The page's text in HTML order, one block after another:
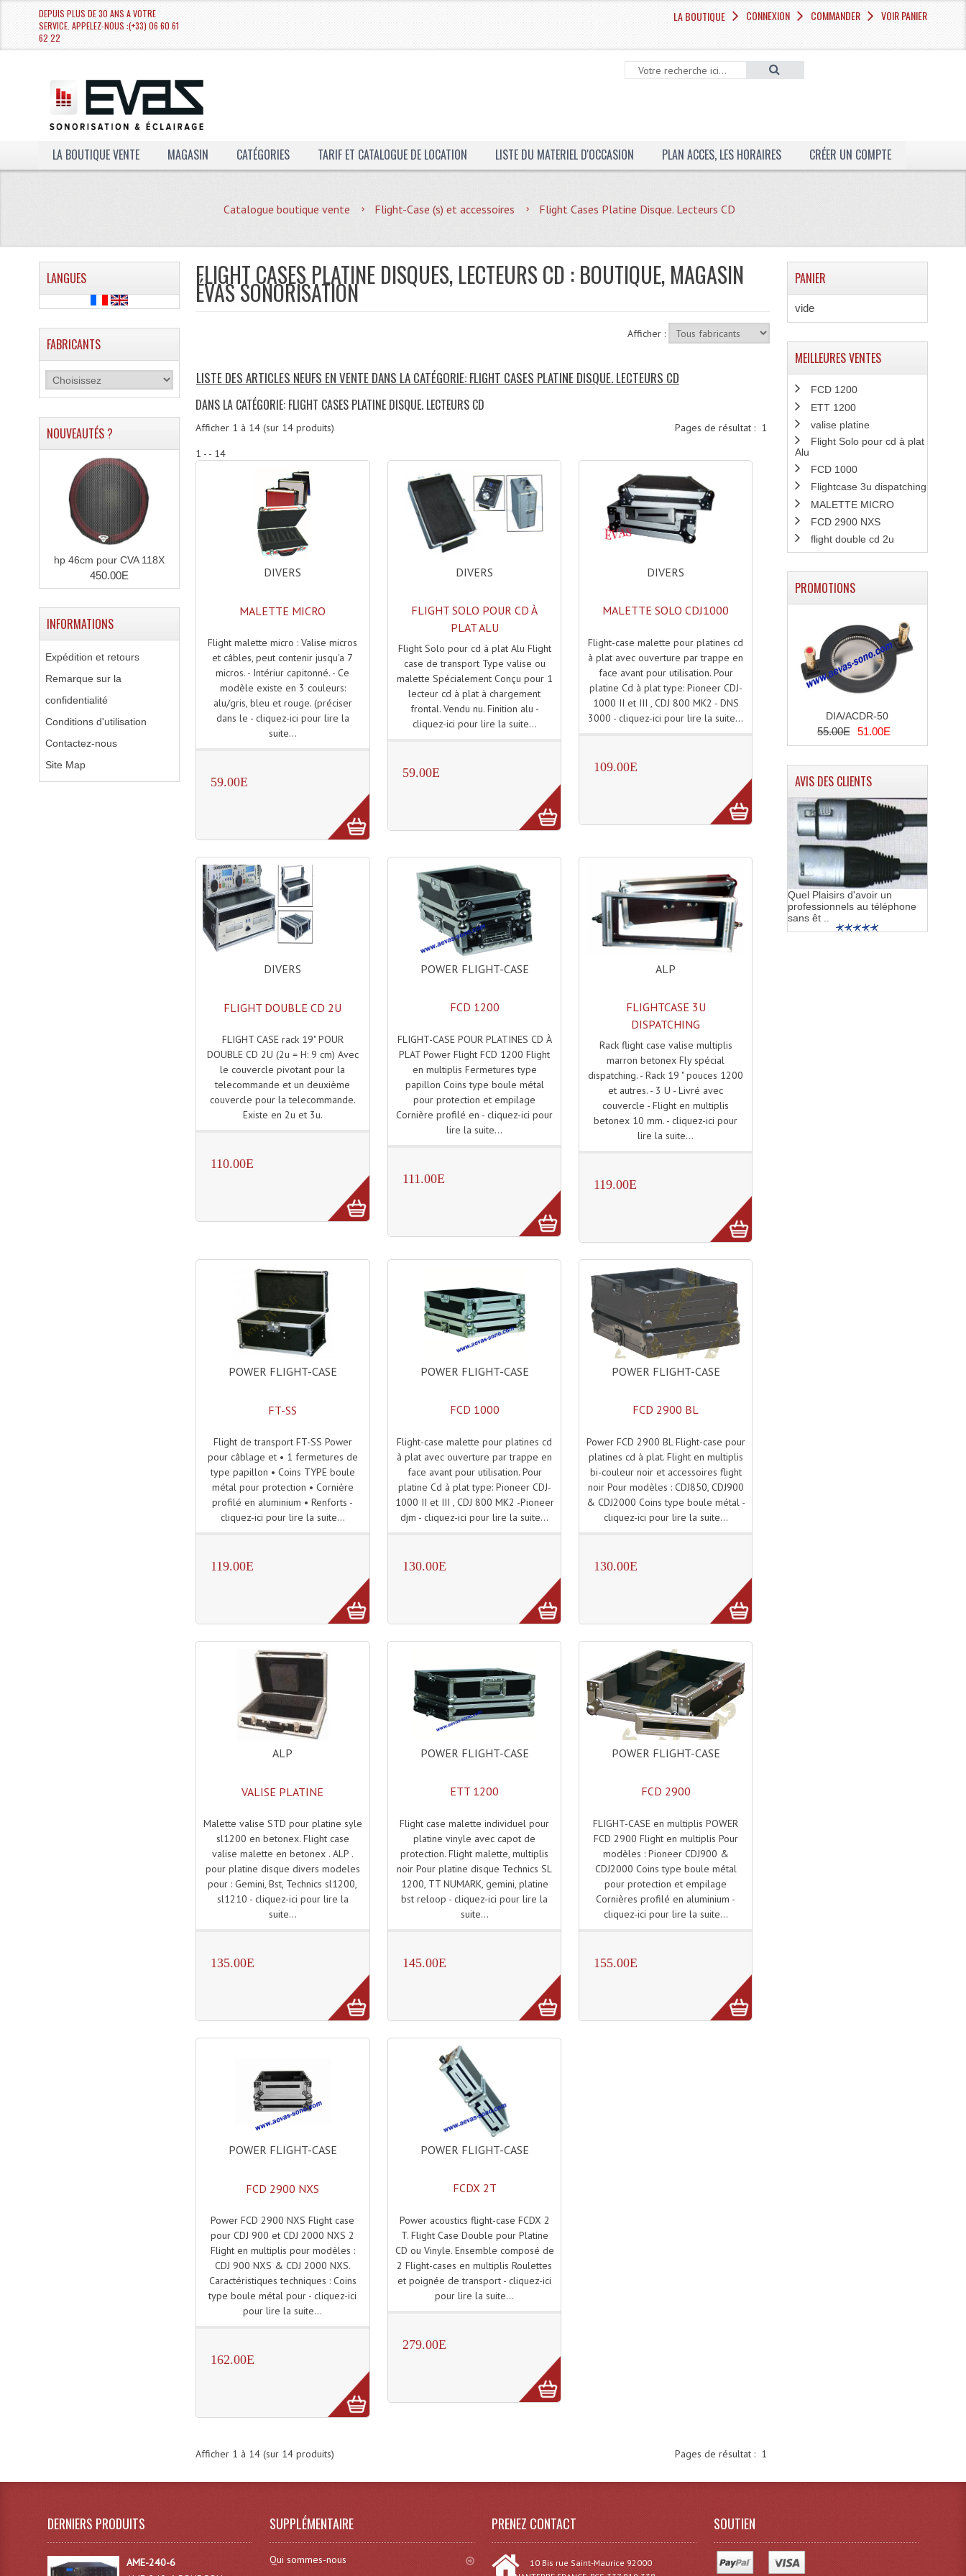
DEPUIS PLUS DE 30 ANS A VOTRE
SERVICE. APPELEZ-NOUS :(+33) 06 60 61
62 22
LA BOUTIQUE CONNEXION COMMANDER VOIR PANIER
LA BOUTIQUE VENTE MAGASIN CATÉGORIES TARIF ET CATALOGUE DE LOCATION LISTE DU MATERIEL D'OCCASION PLAN ACCES, LES HORAIRES CRÉER UN COMPTE
Catalogue boutique vente Flight-Case (s) et accessoires Flight Cases Platine Disque. Lecteurs CD
FLIGHT CASES PLATINE DISQUES, LECTEURS CD : BOUTIQUE, MAGASIN
ÉVAS SONORISATION
Afficher :
LISTE DES ARTICLES NEUFS EN VENTE DANS LA CATÉGORIE: FLIGHT CASES PLATINE DISQUE. LECTEURS CD
DANS LA CATÉGORIE: FLIGHT CASES PLATINE DISQUE. LECTEURS CD
Pages de résultat : 1
Afficher 1 à 14(sur 14produits)
1 - - 14
DIVERS
MALETTE MICRO
Flight malette micro : Valise micros
et câbles, peut contenir jusqu'a 7
micros. - Intériur capitonné. - Ce
modèle existe en 3 couleurs:
alu/gris, bleu et rouge. (préciser
dans le - cliquez-ici pour lire la
suite...
59.00E
DIVERS
FLIGHT SOLO POUR CD À
PLAT ALU
Flight Solo pour cd à plat Alu Flight
case de transport Type valise ou
malette Spécialement Conçu pour 1
lecteur cd à plat à chargement
frontal. Vendu nu. Finition alu -
cliquez-ici pour lire la suite...
59.00E
DIVERS
MALETTE SOLO CDJ1000
Flight-case malette pour platines cd
à plat avec ouverture par trappe en
face avant pour utilisation. Pour
platine Cd à plat type: Pioneer CDJ-
1000 II et III , CDJ 800 MK2 - DNS
3000 - cliquez-ici pour lire la suite...
109.00E
DIVERS
FLIGHT DOUBLE CD 2U
FLIGHT CASE rack 19" POUR
DOUBLE CD 2U (2u = H: 9 cm) Avec
le couvercle pivotant pour la
telecommande et un deuxième
couvercle pour la telecommande.
Existe en 2u et 3u.
110.00E
POWER FLIGHT-CASE
FCD 1200
FLIGHT-CASE POUR PLATINES CD À
PLAT Power Flight FCD 1200 Flight
en multiplis Fermetures type
papillon Coins type boule métal
pour protection et empilage
Cornière profilé en - cliquez-ici pour
lire la suite...
111.00E
ALP
FLIGHTCASE 3U
DISPATCHING
Rack flight case valise multiplis
marron betonex Fly spécial
dispatching. - Rack 19 " pouces 1200
et autres. - 3 U - Livré avec
couvercle - Flight en multiplis
betonex 10 mm. - cliquez-ici pour
lire la suite...
119.00E
POWER FLIGHT-CASE
FT-SS
Flight de transport FT-SS Power
pour câblage et • 1 fermetures de
type papillon • Coins TYPE boule
métal pour protection • Cornière
profilé en aluminium • Renforts -
cliquez-ici pour lire la suite...
119.00E
POWER FLIGHT-CASE
FCD 1000
Flight-case malette pour platines cd
à plat avec ouverture par trappe en
face avant pour utilisation. Pour
platine Cd à plat type: Pioneer CDJ-
1000 II et III , CDJ 800 MK2 -Pioneer
djm - cliquez-ici pour lire la suite...
130.00E
POWER FLIGHT-CASE
FCD 2900 BL
Power FCD 2900 BL Flight-case pour
platines cd à plat. Flight en multiplis
bi-couleur noir et accessoires flight
noir Pour modèles : CDJ850, CDJ900
& CDJ2000 Coins type boule métal -
cliquez-ici pour lire la suite...
130.00E
ALP
VALISE PLATINE
Malette valise STD pour platine syle
sl1200 en betonex. Flight case
valise malette en betonex . ALP .
pour platine disque divers modeles
pour : Gemini, Bst, Technics sl1200,
sl1210 - cliquez-ici pour lire la
suite...
135.00E
POWER FLIGHT-CASE
ETT 1200
Flight case malette individuel pour
platine vinyle avec capot de
protection. Flight malette, multiplis
noir Pour platine disque Technics SL
1200, TT NUMARK, gemini, platine
bst reloop - cliquez-ici pour lire la
suite...
145.00E
POWER FLIGHT-CASE
FCD 2900
FLIGHT-CASE en multiplis POWER
FCD 2900 Flight en multiplis Pour
modèles : Pioneer CDJ900 &
CDJ2000 Coins type boule métal
pour protection et empilage
Cornières profilé en aluminium -
cliquez-ici pour lire la suite...
155.00E
POWER FLIGHT-CASE
FCD 2900 NXS
Power FCD 2900 NXS Flight case
pour CDJ 900 et CDJ 2000 NXS 2
Flight en multiplis pour modèles :
CDJ 900 NXS & CDJ 2000 NXS.
Caractéristiques techniques : Coins
type boule métal pour - cliquez-ici
pour lire la suite...
162.00E
POWER FLIGHT-CASE
FCDX 2T
Power acoustics flight-case FCDX 2
T. Flight Case Double pour Platine
CD ou Vinyle. Ensemble composé de
2 Flight-cases en multiplis Roulettes
et poignée de transport - cliquez-ici
pour lire la suite...
279.00E
Pages de résultat : 1
Afficher 1 à 14(sur 14produits)
LANGUES
FABRICANTS
NOUVEAUTÉS ?
hp 46cm pour CVA 118X
450.00E
INFORMATIONS
Expédition et retours
Remarque sur la
confidentialité
Conditions d'utilisation
Contactez-nous
Site Map
PANIER
vide
MEILLEURES VENTES
FCD 1200
ETT 1200
valise platine
Flight Solo pour cd à plat
Alu
FCD 1000
Flightcase 3u dispatching
MALETTE MICRO
FCD 2900 NXS
flight double cd 2u
PROMOTIONS
DIA/ACDR-50
55.00E 51.00E
AVIS DES CLIENTS
Quel Plaisirs d'avoir un
professionnels au téléphone
sans êt ..
DERNIERS PRODUITS
AME-240-6
SUPPLÉMENTAIRE
Qui sommes-nous
PRENEZ CONTACT
10 Bis rue Saint-Maurice 92000
SOUTIEN